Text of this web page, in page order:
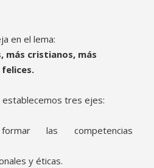
en el lema:
más cristianos, más
felices.
tres ejes:
las competencias
y éticas.